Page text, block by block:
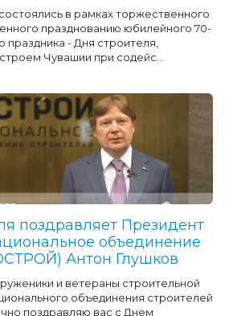
в рамках торжественного
празднованию юбилейного 70-
праздника - Дня строителя,
Чувашии при содейс...
поздравляет Президент
объединение
Антон Глушков
и ветераны строительной
объединения строителей
поздравляю вас с Днём